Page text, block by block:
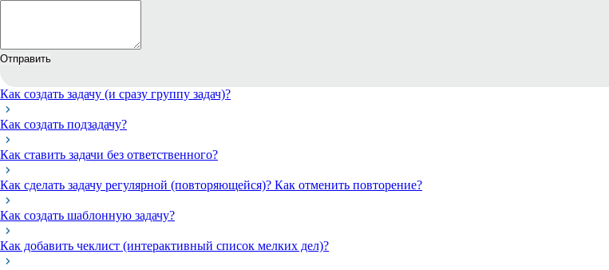
Отправить
Как создать задачу (и сразу группу задач)?
Как создать подзадачу?
Как ставить задачи без ответственного?
Как сделать задачу регулярной (повторяющейся)? Как отменить повторение?
Как создать шаблонную задачу?
Как добавить чеклист (интерактивный список мелких дел)?